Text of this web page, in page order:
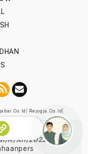
Rejogja.co.id
Pers
K/XII/2022